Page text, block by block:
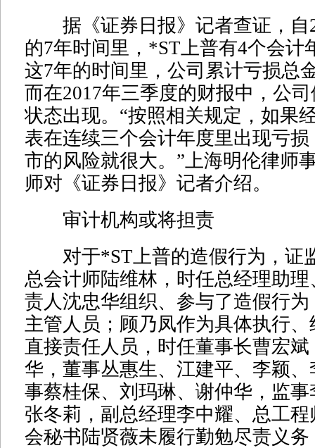
据《证券日报》记者查证，自
的7年时间里，*ST上普有4个会计
这7年的时间里，公司累计亏损总
而在2017年三季度的财报中，公
状态出现。“按照相关规定，如果
表在连续三个会计年度里出现亏
市的风险就很大。”上海明伦律师
师对《证券日报》记者介绍。
审计机构或将担责
对于*ST上普的造假行为，证
总会计师陆维林，时任总经理助
责人沈忠华组织、参与了造假行
主管人员；顾乃凤作为具体执行
直接责任人员，时任董事长曹宏
华，董事丛惠生、江建平、李颖
事蔡桂保、刘玛琳、谢仲华，监
张冬莉，副总经理李中耀、总工
会秘书陆贤薇未履行勤勉尽责义